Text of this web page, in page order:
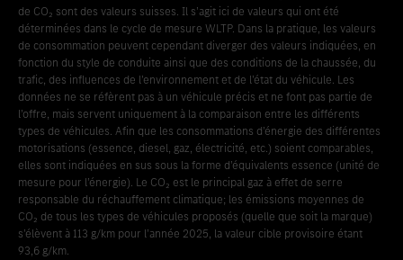
de CO₂ sont des valeurs suisses. Il s’agit ici de valeurs qui ont été
déterminées dans le cycle de mesure WLTP. Dans la pratique, les valeurs
de consommation peuvent cependant diverger des valeurs indiquées, en
fonction du style de conduite ainsi que des conditions de la chaussée, du
trafic, des influences de l’environnement et de l’état du véhicule. Les
données ne se réfèrent pas à un véhicule précis et ne font pas partie de
l’offre, mais servent uniquement à la comparaison entre les différents
types de véhicules. Afin que les consommations d’énergie des différentes
motorisations (essence, diesel, gaz, électricité, etc.) soient comparables,
elles sont indiquées en sus sous la forme d’équivalents essence (unité de
mesure pour l’énergie). Le CO₂ est le principal gaz à effet de serre
responsable du réchauffement climatique; les émissions moyennes de
CO₂ de tous les types de véhicules proposés (quelle que soit la marque)
s’élèvent à 113 g/km pour l’année 2025, la valeur cible provisoire étant
93,6 g/km.